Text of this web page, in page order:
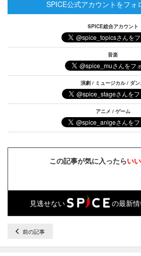
SPICE公式アカウントをフォ
SPICE総合アカウント
音楽
演劇 / ミュージカル / ダン
アニメ / ゲーム
この記事が気に入ったらい
見逃せない の最新情
前の記事